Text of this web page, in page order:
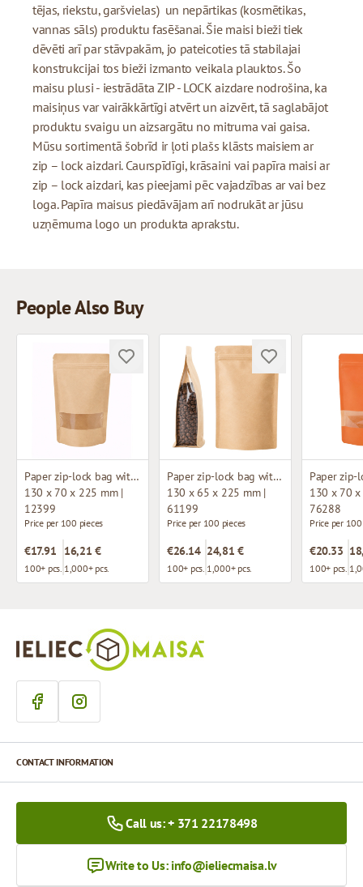
tējas, riekstu, garšvielas) un nepārtikas (kosmētikas,
vannas sāls) produktu fasēšanai. Šie maisi bieži tiek
dēvēti arī par stāvpakām, jo pateicoties tā stabilajai
konstrukcijai tos bieži izmanto veikala plauktos. Šo
maisu plusi - iestrādāta ZIP - LOCK aizdare nodrošina, ka
maisiņus var vairākkārtīgi atvērt un aizvērt, tā saglabājot
produktu svaigu un aizsargātu no mitruma vai gaisa.
Mūsu sortimentā šobrīd ir ļoti plašs klāsts maisiem ar
zip – lock aizdari. Caurspīdīgi, krāsaini vai papīra maisi ar
zip – lock aizdari, kas pieejami pēc vajadzības ar vai bez
loga. Papīra maisus piedāvājam arī nodrukāt ar jūsu
uzņēmuma logo un produkta aprakstu.
People Also Buy
Paper zip-lock bag with window
130 x 70 x 225 mm |
12399
Price per 100 pieces
€17.91
100+ pcs.
16,21 €
1,000+ pcs.
Paper zip-lock bag with side window
130 x 65 x 225 mm |
61199
Price per 100 pieces
€26.14
100+ pcs.
24,81 €
1,000+ pcs.
130 x 70
76288
Price per
€20.33
100+ pcs.
CONTACT INFORMATION
Call us: + 371 22178498
Write to Us: info@ieliecmaisa.lv